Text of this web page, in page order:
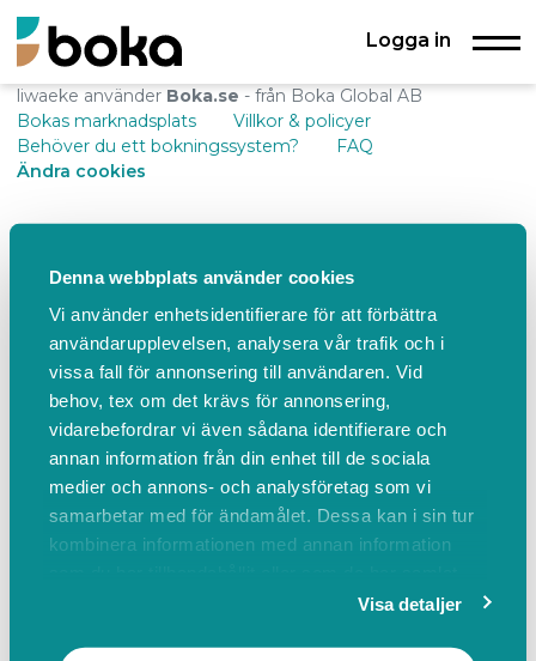
Denna webbplats använder cookies
Vi använder enhetsidentifierare för att förbättra
användarupplevelsen, analysera vår trafik och i
vissa fall för annonsering till användaren. Vid
behov, tex om det krävs för annonsering,
vidarebefordrar vi även sådana identifierare och
annan information från din enhet till de sociala
medier och annons- och analysföretag som vi
samarbetar med för ändamålet. Dessa kan i sin tur
kombinera informationen med annan information
Visa detaljer
Logga in
liwaeke använder Boka.se - från Boka Global AB
Bokas marknadsplats
Villkor & policyer
Behöver du ett bokningssystem?
FAQ
Ändra cookies